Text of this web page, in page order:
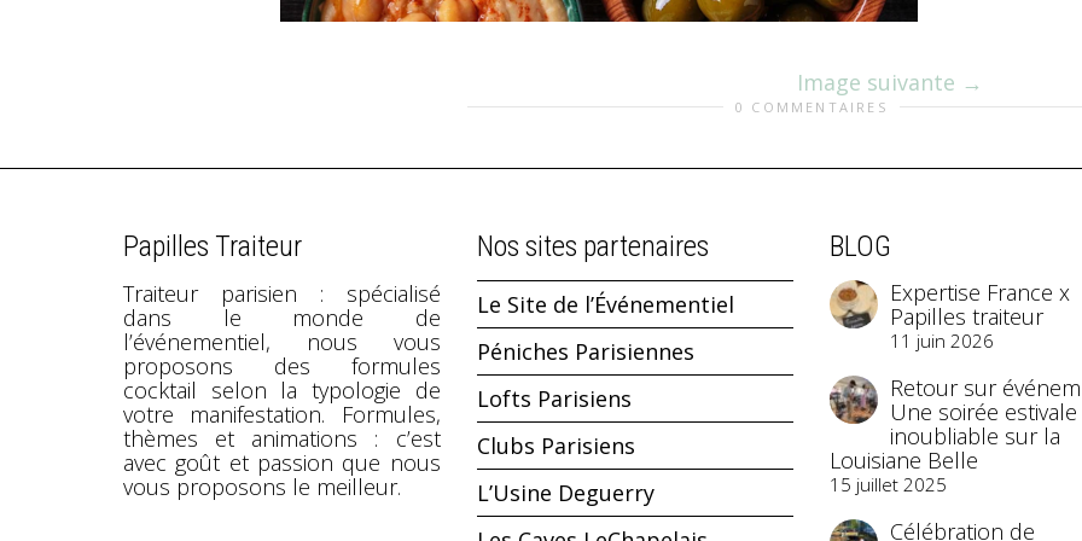
Image suivante
0 COMMENTAIRES
Papilles Traiteur
Traiteur parisien : spécialisé
dans le monde de
l’événementiel, nous vous
proposons des formules
cocktail selon la typologie de
votre manifestation. Formules,
thèmes et animations : c’est
avec goût et passion que nous
vous proposons le meilleur.
Nos sites partenaires
Le Site de l’Événementiel
Péniches Parisiennes
Lofts Parisiens
Clubs Parisiens
L’Usine Deguerry
BLOG
Expertise France x
Papilles traiteur
11 juin 2026
Retour sur
Une soirée estivale
inoubliable sur la
Louisiane Belle
15 juillet 2025
Célébration de